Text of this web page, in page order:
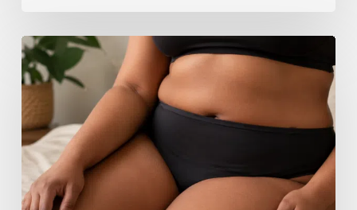
Culotte
menstruelle
taille
:
comment
choisir